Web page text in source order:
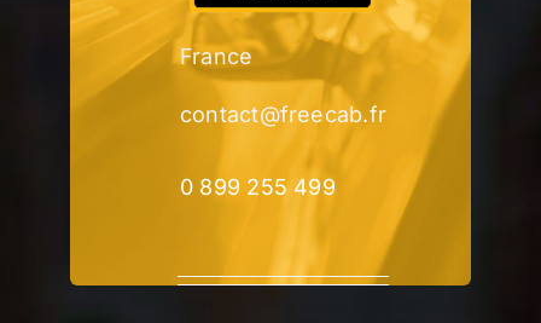
France
contact@freecab.fr
0 899 255 499